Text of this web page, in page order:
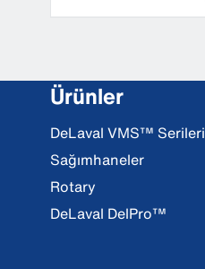
Ürünler
DeLaval VMS™ Serileri
Sağımhaneler
Rotary
DeLaval DelPro™